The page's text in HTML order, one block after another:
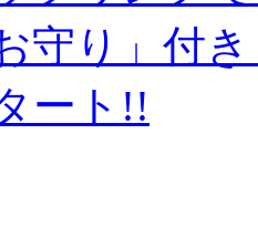
守り」付
ート!!